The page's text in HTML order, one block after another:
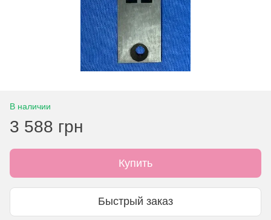
В наличии
3 588 грн
Купить
Быстрый заказ